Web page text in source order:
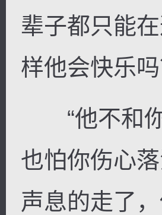
辈子都只能
样他会快乐吗
“他不和你
也怕你伤心
声息的走了